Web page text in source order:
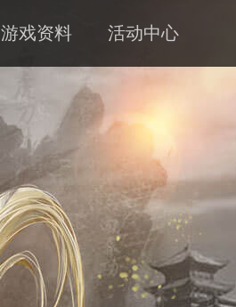
游戏资料 活动中心
攻略
客服